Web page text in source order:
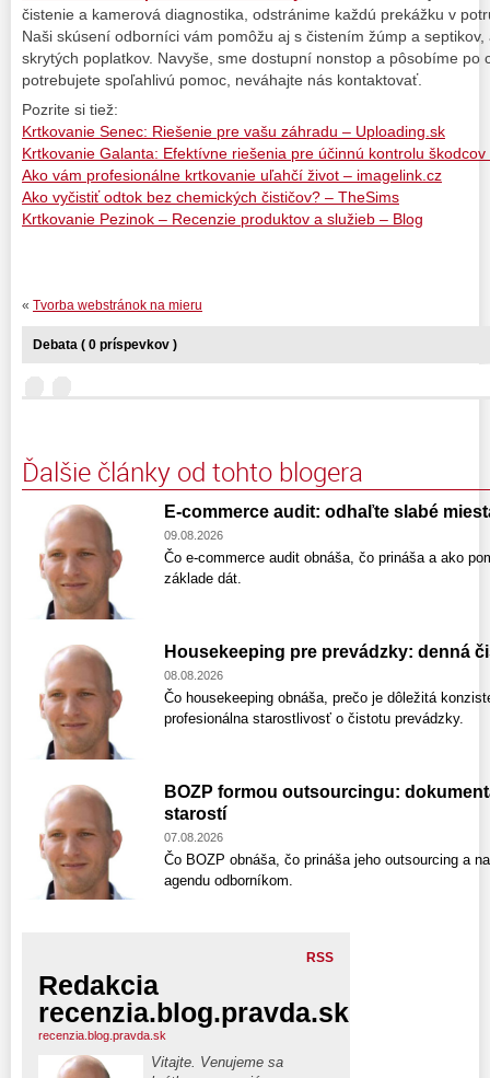
čistenie a kamerová diagnostika, odstránime každú prekážku v
Naši skúsení odborníci vám pomôžu aj s čistením žúmp a
skrytých poplatkov. Navyše, sme dostupní nonstop a pôsobíme po
potrebujete spoľahlivú pomoc, neváhajte nás kontaktovať.
Pozrite si tiež:
Krtkovanie Senec: Riešenie pre vašu záhradu – Uploading.sk
Krtkovanie Galanta: Efektívne riešenia pre účinnú kontrolu
Ako vám profesionálne krtkovanie uľahčí život – imagelink.cz
Ako vyčistiť odtok bez chemických čističov? – TheSims
Krtkovanie Pezinok – Recenzie produktov a služieb – Blog
« Tvorba webstránok na mieru
Debata ( 0 príspevkov )
Ďalšie články od tohto blogera
E-commerce audit: odhaľte slabé
09.08.2026
Čo e-commerce audit obnáša, čo prináša a ako
základe dát.
Housekeeping pre prevádzky: denná
08.08.2026
Čo housekeeping obnáša, prečo je dôležitá
profesionálna starostlivosť o čistotu prevádzky.
BOZP formou outsourcingu:
starostí
07.08.2026
Čo BOZP obnáša, čo prináša jeho outsourcing a
agendu odborníkom.
RSS
Redakcia
recenzia.blog.pravda.sk
recenzia.blog.pravda.sk
Vitajte. Venujeme sa